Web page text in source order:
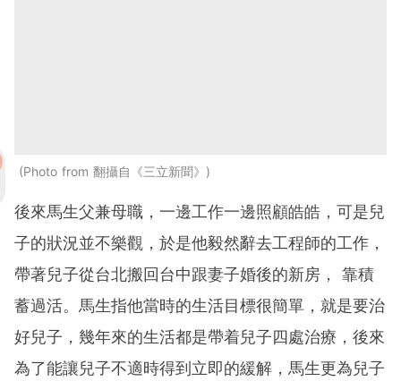
Photo from 翻攝自《三立新聞》
後來馬生父兼母職，一邊工作一邊照顧皓皓，可是兒
子的狀況並不樂觀，於是他毅然辭去工程師的工作，
帶著兒子從台北搬回台中跟妻子婚後的新房， 靠積
蓄過活。馬生指他當時的生活目標很簡單，就是要治
好兒子，幾年來的生活都是帶着兒子四處治療，後來
為了能讓兒子不適時得到立即的緩解，馬生更為兒子